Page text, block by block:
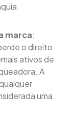
marca:
o direito
ativos de
A
uma